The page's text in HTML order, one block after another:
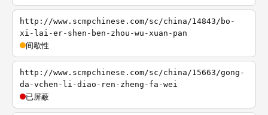
http://www.scmpchinese.com/sc/china/14843/bo-
xi-lai-er-shen-ben-zhou-wu-xuan-pan
间歇性
http://www.scmpchinese.com/sc/china/15663/gong-
da-vchen-li-diao-ren-zheng-fa-wei
已屏蔽